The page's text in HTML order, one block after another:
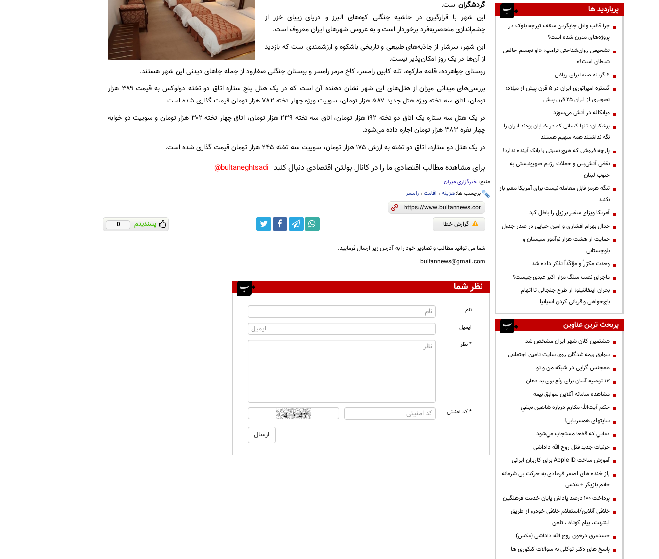
گردشگراناست.
این شهر با قرارگیری در حاشیه جنگلی کوه‌های البرز و دریای زیبای خزر از
چشم‌اندازی منحصربه‌فرد برخوردار است و به عروس شهر‌های ایران معروف است.
این شهر، سرشار از جاذبه‌های طبیعی و تاریخی باشکوه و ارزشمندی است که بازدید
از آن‌ها در یک روز امکان‌پذیر نیست.
روستای جواهرده، قلعه مارکوه، تله کابین رامسر، کاخ مرمر رامسر و بوستان جنگلی صفارود از جمله جا‌های دیدنی این شهر هستند.
بررسی‌های میدانی میزان از هتل‌های این شهر نشان دهنده آن است که در یک هتل پنج ستاره اتاق دو تخته دولوکس به قیمت ۳۸۹ هزار
تومان، اتاق سه تخته ویژه هتل جدید ۵۸۷ هزار تومان، سوییت ویژه چهار تخته ۷۸۲ هزار تومان قیمت گذاری شده است.
در یک هتل سه ستاره یک اتاق دو تخته ۱۹۲ هزار تومان، اتاق سه تخته ۲۳۹ هزار تومان، اتاق چهار تخته ۳۰۲ هزار تومان و سوییت دو خوابه
چهار نفره ۳۸۳ هزار تومان اجاره داده می‌شود.
در یک هتل دو ستاره، اتاق دو تخته به ارزش ۱۷۵ هزار تومان، سوییت سه تخته ۲۴۵ هزار تومان قیمت گذاری شده است.
برای مشاهده مطالب اقتصادی ما را در کانال بولتن اقتصادی دنبال کنید bultaneghtsadi@
منبع: خبرگزاری میزان
برچسب ها: هزینه، اقامت، رامسر
گزارش خطا پسندیدم 0
شما می توانید مطالب و تصاویر خود را به آدرس زیر ارسال فرمایید.
bultannews@gmail.com
نظر شما
نام
ایمیل
* نظر
* کد امنیتی
پربازدید ها
چرا قالب وافل جایگزین سقف تیرچه بلوک در
پروژه‌های مدرن شده است؟
تشخیص روان‌شناختی ترامپ: «او تجسم خالص
شیطان است!»
۲ گزینه صنعا برای ریاض
گستره امپراتوری ایران در ۵ قرن پیش از میلاد؛
تصویری از ایران ۲۵ قرن پیش
میانکاله در آتش می‌سوزد
پزشکیان: تنها کسانی که در خیابان بودند ایران را
نگه نداشتند همه سهیم هستند
پارچه فروشی که هیچ نسبتی با بانک آینده ندارد!
نقض آتش‌بس و حملات رژیم صهیونیستی به
جنوب لبنان
تنگه هرمز قابل معامله نیست برای آمریکا معبر باز
نکنید
آمریکا ویزای سفیر برزیل را باطل کرد
جدال بهرام افشاری و امین حیایی در صدر جدول
حمایت از هشت هزار نوآموز سیستان و
بلوچستانی
وحدت مکرّراً و مؤکّداً تذکر داده شد
ماجرای نصب سنگ مزار اکبر عبدی چیست؟
بحران اینفانتینو؛ از طرح جنجالی تا اتهام
باج‌خواهی و قربانی کردن اسپانیا
پربحث ترین عناوین
هشتمین کلان شهر ایران مشخص شد
سوابق بیمه شدگان روی سایت تامین اجتماعی
همجنس گرایی در شبکه من و تو
13 توصیه آسان برای رفع بوی بد دهان
مشاهده سامانه آنلاين سوابق بیمه
حكم آيت‌الله مكارم درباره شاهين نجفي
سایتهای همسریابی!
دعايي كه قطعا مستجاب مي‌شود
جزئیات جدید قتل روح الله داداشی
آموزش ساخت Apple ID برای کاربران ایرانی
راز خنده های اصغر فرهادی به حرکت بی شرمانه
خانم بازیگر + عکس
پرداخت ۱۰۰ درصد پاداش پایان خدمت فرهنگیان
خلافی آنلاین/استعلام خلافی خودرو از طریق
اینترنت، پیام کوتاه ، تلفن
جسدغرق درخون روح الله داداشی (عکس)
پاسخ های دکتر توکلی به سوالات کنکوری ها